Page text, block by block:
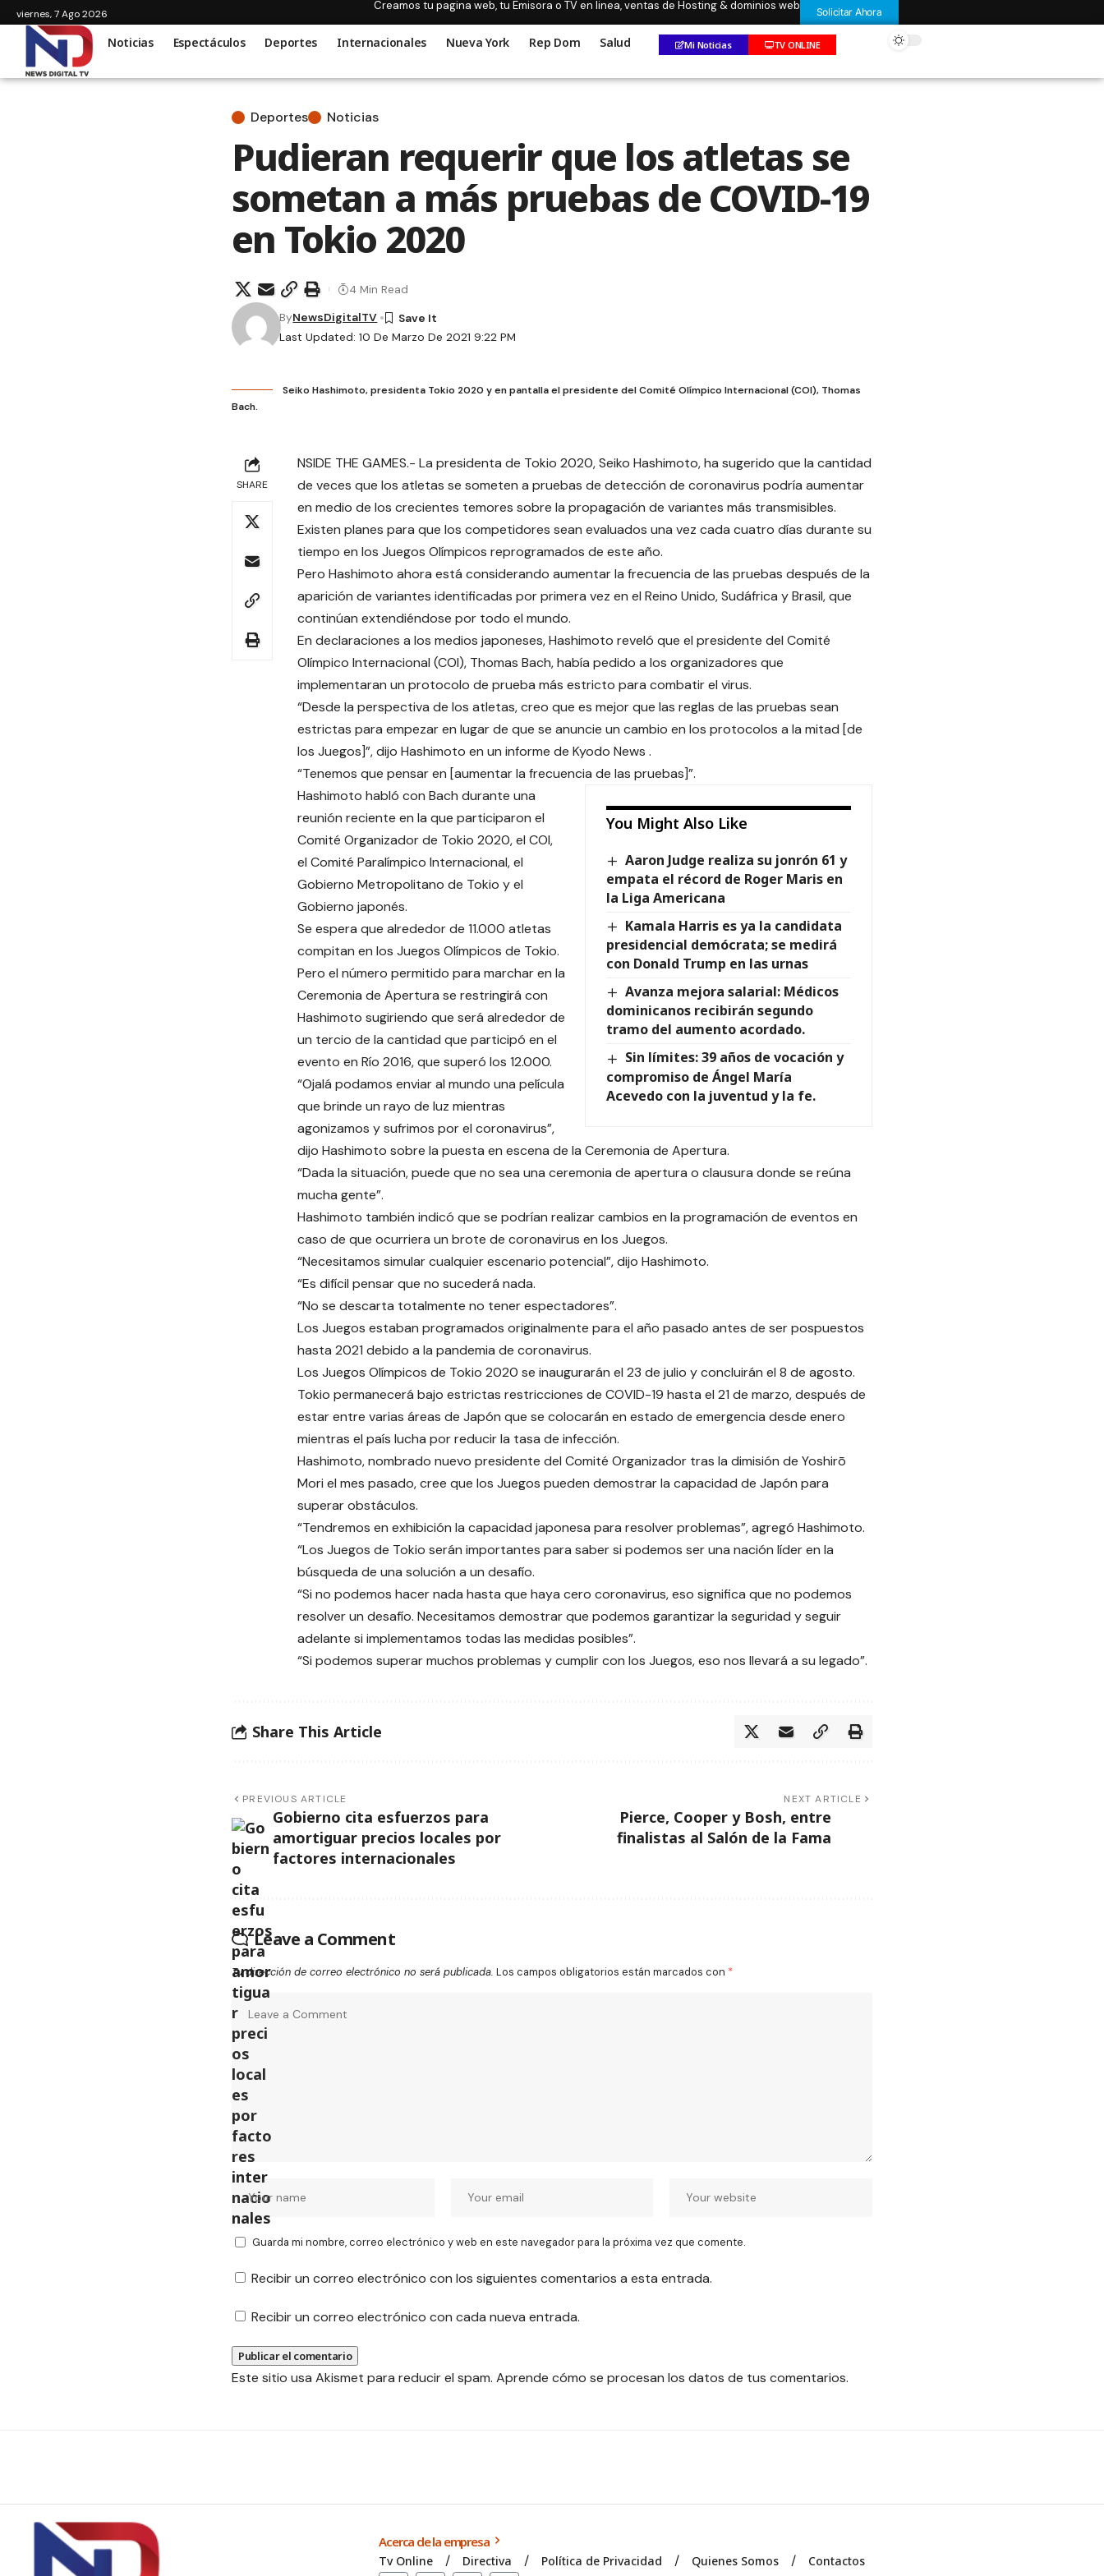
viernes, 7 Ago 2026
Creamos tu pagina web, tu Emisora o TV en linea, ventas de Hosting & dominios web Solicitar Ahora
Noticias Espectáculos Deportes Internacionales Nueva York Rep Dom Salud Mi Noticias TV ONLINE
Deportes Noticias
Pudieran requerir que los atletas se
sometan a más pruebas de COVID-19
en Tokio 2020
Last Updated: 10 De Marzo De 2021 9:22 PM
ByNewsDigitalTV
4 Min Read
Seiko Hashimoto, presidenta Tokio 2020 y en pantalla el presidente del Comité Olímpico Internacional (COI), Thomas
Bach.
SHARE
NSIDE THE GAMES.- La presidenta de Tokio 2020, Seiko Hashimoto, ha sugerido que la cantidad
de veces que los atletas se someten a pruebas de detección de coronavirus podría aumentar
en medio de los crecientes temores sobre la propagación de variantes más transmisibles.
Existen planes para que los competidores sean evaluados una vez cada cuatro días durante su
tiempo en los Juegos Olímpicos reprogramados de este año.
Pero Hashimoto ahora está considerando aumentar la frecuencia de las pruebas después de la
aparición de variantes identificadas por primera vez en el Reino Unido, Sudáfrica y Brasil, que
continúan extendiéndose por todo el mundo.
En declaraciones a los medios japoneses, Hashimoto reveló que el presidente del Comité
Olímpico Internacional (COI), Thomas Bach, había pedido a los organizadores que
implementaran un protocolo de prueba más estricto para combatir el virus.
“Desde la perspectiva de los atletas, creo que es mejor que las reglas de las pruebas sean
estrictas para empezar en lugar de que se anuncie un cambio en los protocolos a la mitad [de
los Juegos]”, dijo Hashimoto en un informe de Kyodo News .
“Tenemos que pensar en [aumentar la frecuencia de las pruebas]”.
You Might Also Like
Aaron Judge realiza su jonrón 61 y
empata el récord de Roger Maris en
la Liga Americana
Kamala Harris es ya la candidata
presidencial demócrata; se medirá
con Donald Trump en las urnas
Avanza mejora salarial: Médicos
dominicanos recibirán segundo
tramo del aumento acordado.
Sin límites: 39 años de vocación y
compromiso de Ángel María
Acevedo con la juventud y la fe.
Hashimoto habló con Bach durante una
reunión reciente en la que participaron el
Comité Organizador de Tokio 2020, el COI,
el Comité Paralímpico Internacional, el
Gobierno Metropolitano de Tokio y el
Gobierno japonés.
Se espera que alrededor de 11.000 atletas
compitan en los Juegos Olímpicos de Tokio.
Pero el número permitido para marchar en la
Ceremonia de Apertura se restringirá con
Hashimoto sugiriendo que será alrededor de
un tercio de la cantidad que participó en el
evento en Río 2016, que superó los 12.000.
“Ojalá podamos enviar al mundo una película
que brinde un rayo de luz mientras
agonizamos y sufrimos por el coronavirus”,
dijo Hashimoto sobre la puesta en escena de la Ceremonia de Apertura.
“Dada la situación, puede que no sea una ceremonia de apertura o clausura donde se reúna
mucha gente”.
Hashimoto también indicó que se podrían realizar cambios en la programación de eventos en
caso de que ocurriera un brote de coronavirus en los Juegos.
“Necesitamos simular cualquier escenario potencial”, dijo Hashimoto.
“Es difícil pensar que no sucederá nada.
“No se descarta totalmente no tener espectadores”.
Los Juegos estaban programados originalmente para el año pasado antes de ser pospuestos
hasta 2021 debido a la pandemia de coronavirus.
Los Juegos Olímpicos de Tokio 2020 se inaugurarán el 23 de julio y concluirán el 8 de agosto.
Tokio permanecerá bajo estrictas restricciones de COVID-19 hasta el 21 de marzo, después de
estar entre varias áreas de Japón que se colocarán en estado de emergencia desde enero
mientras el país lucha por reducir la tasa de infección.
Hashimoto, nombrado nuevo presidente del Comité Organizador tras la dimisión de Yoshirō
Mori el mes pasado, cree que los Juegos pueden demostrar la capacidad de Japón para
superar obstáculos.
“Tendremos en exhibición la capacidad japonesa para resolver problemas”, agregó Hashimoto.
“Los Juegos de Tokio serán importantes para saber si podemos ser una nación líder en la
búsqueda de una solución a un desafío.
“Si no podemos hacer nada hasta que haya cero coronavirus, eso significa que no podemos
resolver un desafío. Necesitamos demostrar que podemos garantizar la seguridad y seguir
adelante si implementamos todas las medidas posibles”.
“Si podemos superar muchos problemas y cumplir con los Juegos, eso nos llevará a su legado”.
Share This Article
PREVIOUS ARTICLE
Gobierno cita esfuerzos para
amortiguar precios locales por
factores internacionales
NEXT ARTICLE
Pierce, Cooper y Bosh, entre
finalistas al Salón de la Fama
Leave a Comment
Tu dirección de correo electrónico no será publicada. Los campos obligatorios están marcados con *
Guarda mi nombre, correo electrónico y web en este navegador para la próxima vez que comente.
Recibir un correo electrónico con los siguientes comentarios a esta entrada.
Recibir un correo electrónico con cada nueva entrada.
Este sitio usa Akismet para reducir el spam. Aprende cómo se procesan los datos de tus comentarios.
Acerca de la empresa
Tv Online Directiva Política de Privacidad Quienes Somos Contactos